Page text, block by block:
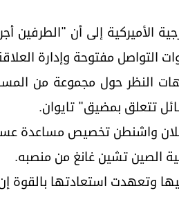
الأميركية إلى أن
التواصل مفتوحة وإدارة
النظر حول مجموعة من المسائل
تتعلق بمضيق" تايوان.
الصين تشين غانغ من منصبه.
وتعهدت استعادتها بالقوة